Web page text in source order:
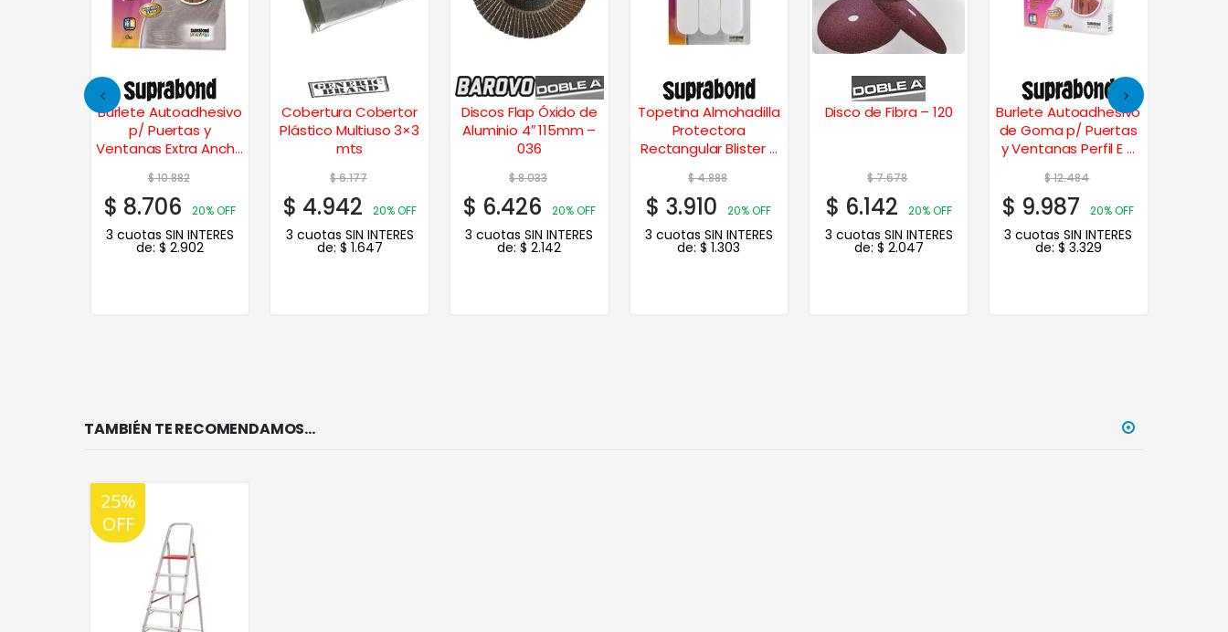
Burlete Autoadhesivo
p/ Puertas y
Ventanas Extra Ancho
$10.882
$ 8.706 20% OFF
3 cuotas SIN INTERES
de: $ 2.902
Cobertura Cobertor
Plástico Multiuso 3×3
mts
$6.177
$ 4.942 20% OFF
3 cuotas SIN INTERES
de: $ 1.647
Discos Flap Óxido de
Aluminio 4″ 115mm –
036
$8.033
$ 6.426 20% OFF
3 cuotas SIN INTERES
de:$ 2.142
Topetina Almohadilla
Protectora
Rectangular Blister 3
$4.888
$ 3.910 20% OFF
3 cuotas SIN INTERES
de:$ 1.303
Disco de Fibra – 120
$7.678
$ 6.142 20% OFF
3 cuotas SIN INTERES
de: $ 2.047
Burlete Autoadhesivo
de Goma p/ Puertas
y Ventanas Perfil E 5
$12.484
$ 9.987 20% OFF
3 cuotas SIN INTERES
de: $ 3.329
TAMBIÉN TE RECOMENDAMOS…
25%
OFF
20%
OFF